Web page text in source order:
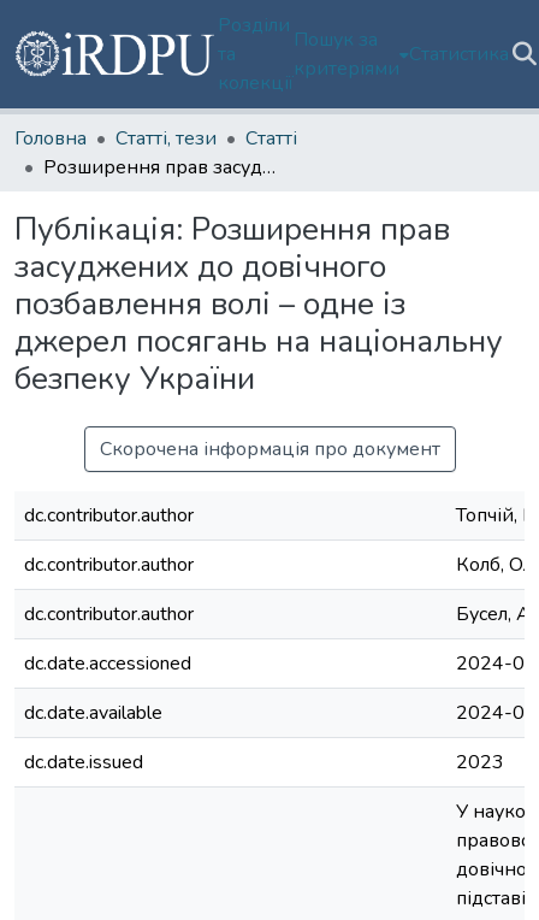
Розділи
та
колекції
Пошук за
критеріями
Статистика
Головна Статті, тези
Статті
Розширення прав засуджених до довічного позбавлення волі – одне із джерел посягань на національну безпеку України
Публікація: Розширення прав
засуджених до довічного
позбавлення волі – одне із
джерел посягань на національну
безпеку України
Скорочена інформація про документ
dc.contributor.author
Топчій,
dc.contributor.author
Колб,
dc.contributor.author
Бусел,
dc.date.accessioned
2024-
dc.date.available
2024-
dc.date.issued
2023
У